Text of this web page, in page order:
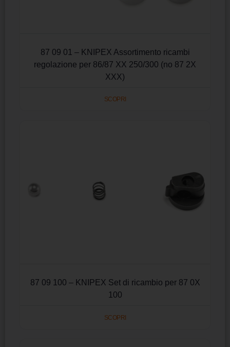
87 09 01 – KNIPEX Assortimento ricambi
regolazione per 86/87 XX 250/300 (no 87 2X
XXX)
SCOPRI
87 09 100 – KNIPEX Set di ricambio per 87 0X
100
SCOPRI